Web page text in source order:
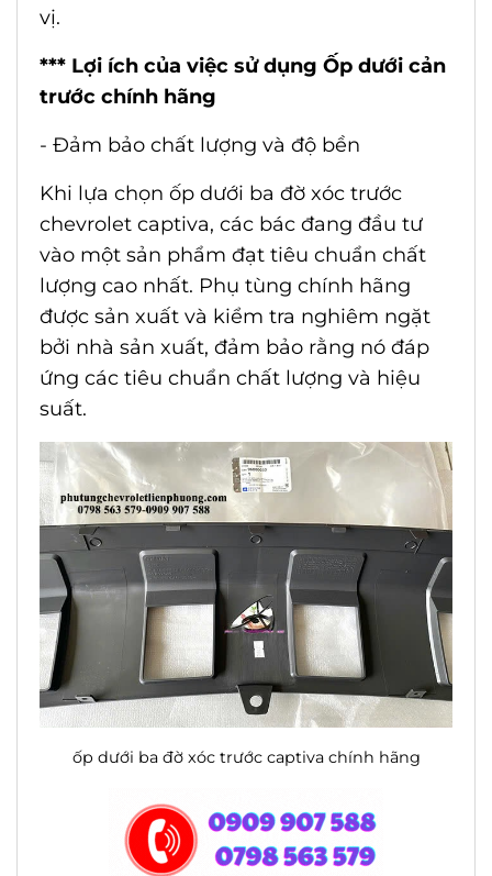
vị.
*** Lợi ích của việc sử dụng Ốp dưới cản
trước chính hãng
- Đảm bảo chất lượng và độ bền
Khi lựa chọn ốp dưới ba đờ xóc trước
chevrolet captiva, các bác đang đầu tư
vào một sản phẩm đạt tiêu chuẩn chất
lượng cao nhất. Phụ tùng chính hãng
được sản xuất và kiểm tra nghiêm ngặt
bởi nhà sản xuất, đảm bảo rằng nó đáp
ứng các tiêu chuẩn chất lượng và hiệu
suất.
ốp dưới ba đờ xóc trước captiva chính hãng